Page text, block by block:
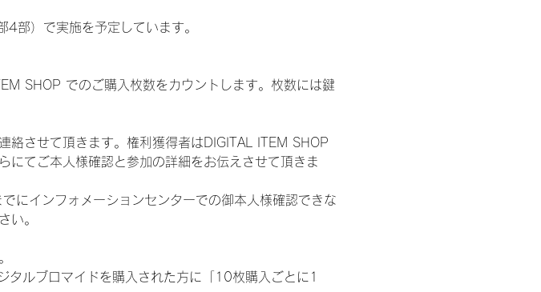
部）で実施を予定しています。
SHOP でのご購入枚数をカウントします。枚数には鍵
絡させて頂きます。権利獲得者はDIGITAL ITEM SHOP
にてご本人様確認と参加の詳細をお伝えさせて頂きま
にインフォメーションセンターでの御本人様確認できな
い。
ルブロマイドを購入された方に「10枚購入ごとに1